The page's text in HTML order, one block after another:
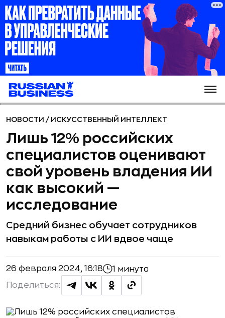
НОВОСТИ / ИСКУССТВЕННЫЙ ИНТЕЛЛЕКТ
Лишь 12% российских
специалистов оценивают
свой уровень владения ИИ
как высокий —
исследование
Средний бизнес обучает сотрудников
навыкам работы с ИИ вдвое чаще
26 февраля 2024, 16:18 1 минута
Поделиться: